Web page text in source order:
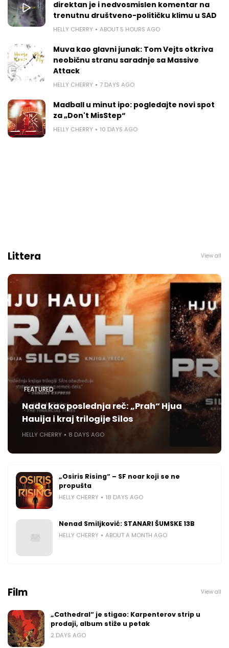
direktan je i nedvosmislen komentar na
trenutnu društveno-političku klimu u SAD
HELLY CHERRY ABOUT 5 HOURS AGO
Muva kao glavni junak: Tom Vejts otkriva
neobičnu stranu saradnje sa Massive
Attack
HELLY CHERRY 7 DAYS AGO
Madball u minut ipo: pogledajte novi spot
za „Don't MisStep“
HELLY CHERRY 10 DAYS AGO
Littera View all
FEATURED
Nada kao poslednja reč: „Prah“ Hjua
Hauija i kraj trilogije Silos
HELLY CHERRY 8 DAYS AGO
„Osiris Rising“ – SF noar koji se ne
propušta
HELLY CHERRY 18 DAYS AGO
Nenad Smiljković: STANARI ŠUMSKE 13B
HELLY CHERRY ABOUT A MONTH AGO
Film View all
„Cathedral“ je stigao: Karpenterov strip u
prodaji, album stiže u petak
2 DAYS AGO